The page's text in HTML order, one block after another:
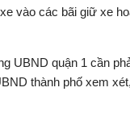
vào các bãi giữ xe
UBND quận 1 cần
thành phố xem